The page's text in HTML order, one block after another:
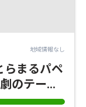
地域情報なし
らまるパペ